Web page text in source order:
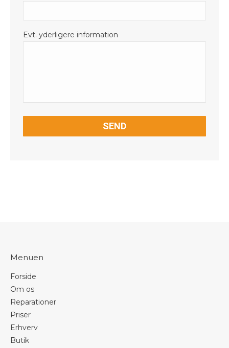
Evt. yderligere information
Menuen
Forside
Om os
Reparationer
Priser
Erhverv
Butik